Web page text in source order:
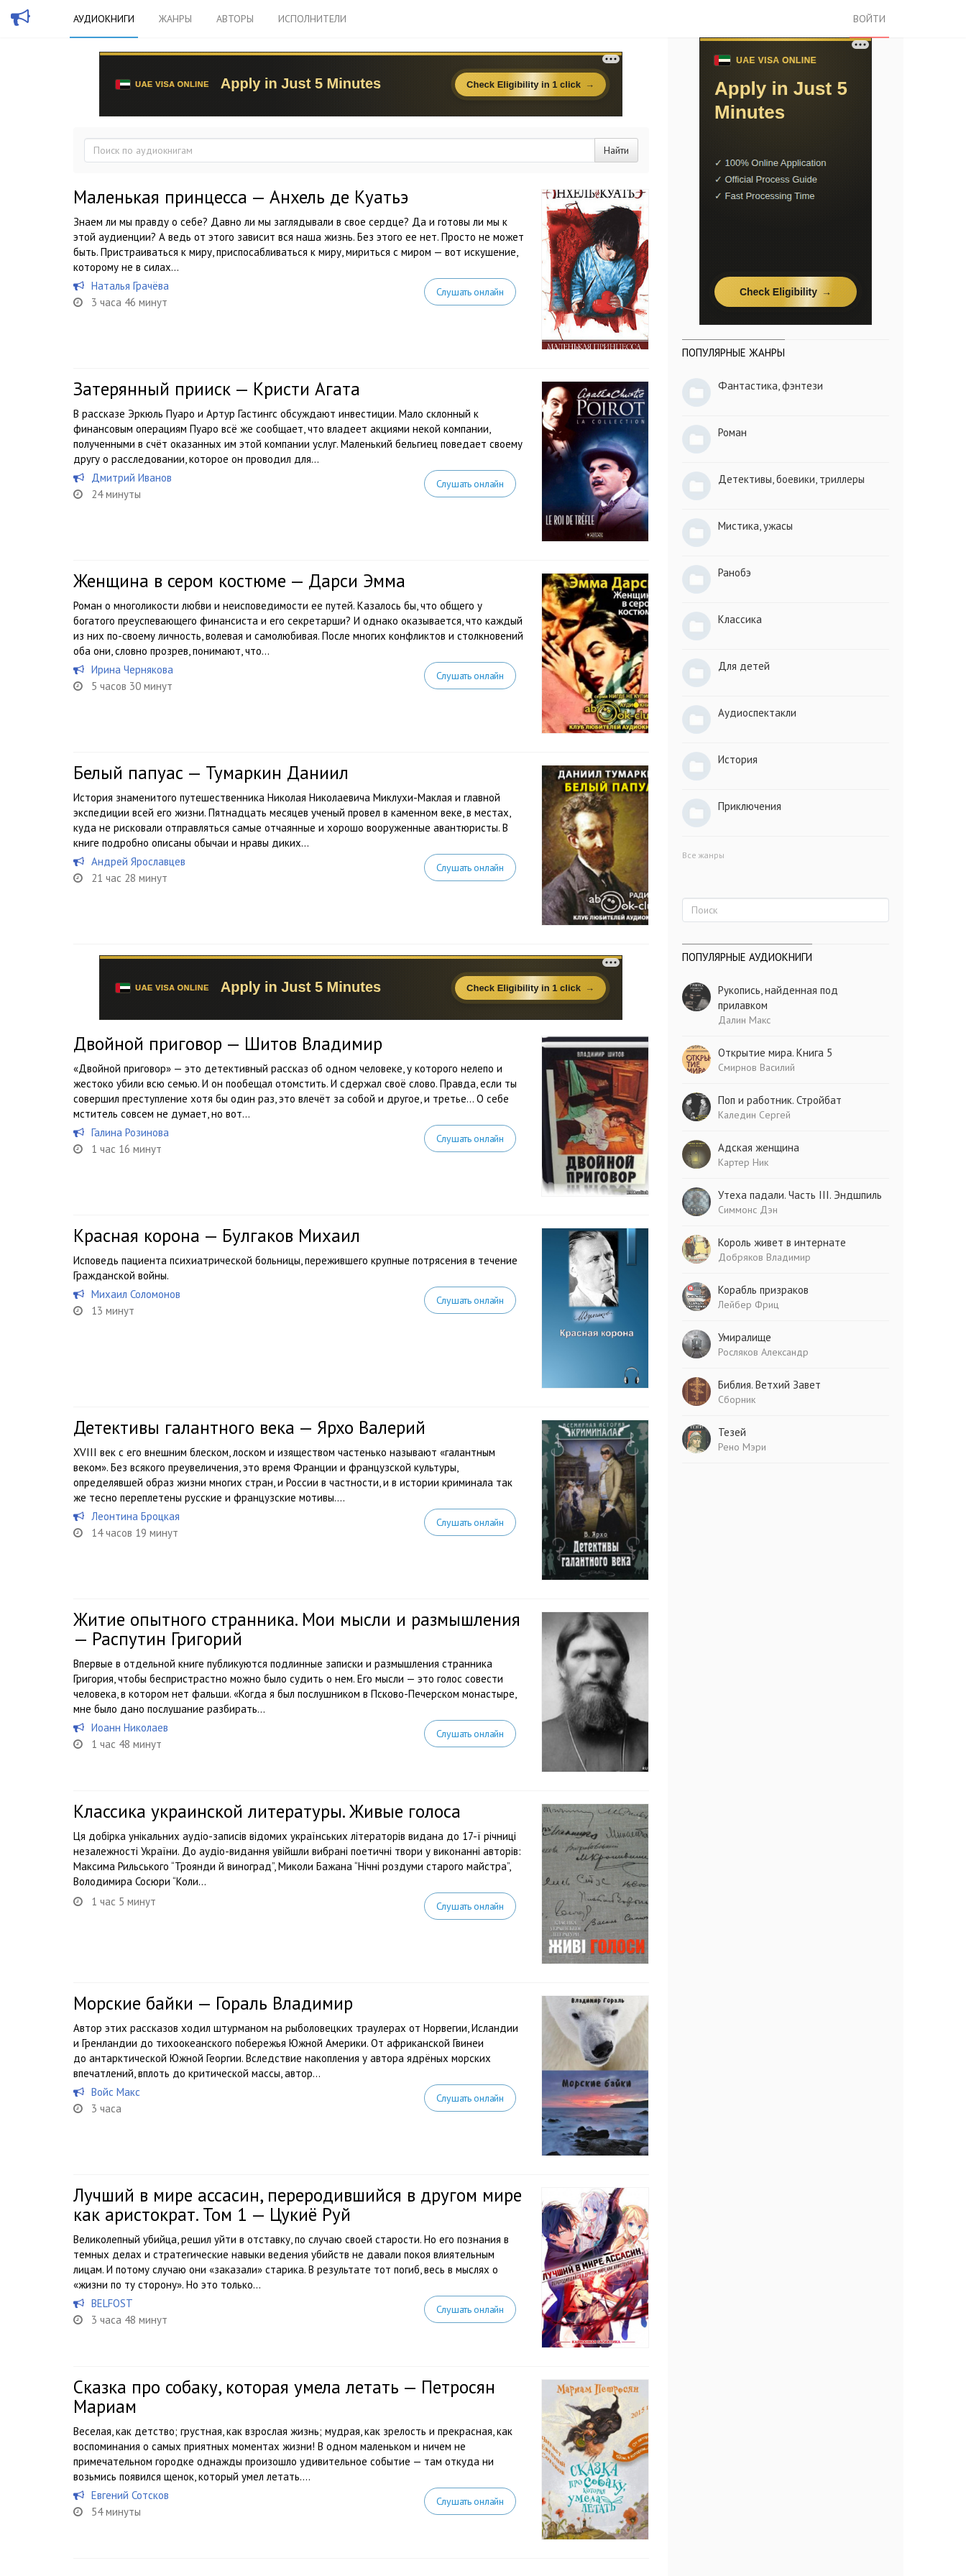
АУДИОКНИГИ ЖАНРЫ АВТОРЫ ИСПОЛНИТЕЛИ ВОЙТИ
Найти
Маленькая принцесса — Анхель де Куатьэ
Знаем ли мы правду о себе? Давно ли мы заглядывали в свое сердце? Да и готовы ли мы к
этой аудиенции? А ведь от этого зависит вся наша жизнь. Без этого ее нет. Просто не может
быть. Пристраиваться к миру, приспосабливаться к миру, мириться с миром — вот искушение,
которому не в силах...
Наталья Грачёва
3 часа 46 минут
Слушать онлайн
Затерянный прииск — Кристи Агата
В рассказе Эркюль Пуаро и Артур Гастингс обсуждают инвестиции. Мало склонный к
финансовым операциям Пуаро всё же сообщает, что владеет акциями некой компании,
полученными в счёт оказанных им этой компании услуг. Маленький бельгиец поведает своему
другу о расследовании, которое он проводил для...
Дмитрий Иванов
24 минуты
Слушать онлайн
Женщина в сером костюме — Дарси Эмма
Роман о многоликости любви и неисповедимости ее путей. Казалось бы, что общего у
богатого преуспевающего финансиста и его секретарши? И однако оказывается, что каждый
из них по-своему личность, волевая и самолюбивая. После многих конфликтов и столкновений
оба они, словно прозрев, понимают, что...
Ирина Чернякова
5 часов 30 минут
Слушать онлайн
Белый папуас — Тумаркин Даниил
История знаменитого путешественника Николая Николаевича Миклухи-Маклая и главной
экспедиции всей его жизни. Пятнадцать месяцев ученый провел в каменном веке, в местах,
куда не рисковали отправляться самые отчаянные и хорошо вооруженные авантюристы. В
книге подробно описаны обычаи и нравы диких...
Андрей Ярославцев
21 час 28 минут
Слушать онлайн
Двойной приговор — Шитов Владимир
«Двойной приговор» — это детективный рассказ об одном человеке, у которого нелепо и
жестоко убили всю семью. И он пообещал отомстить. И сдержал своё слово. Правда, если ты
совершил преступление хотя бы один раз, это влечёт за собой и другое, и третье… О себе
мститель совсем не думает, но вот...
Галина Розинова
1 час 16 минут
Слушать онлайн
Красная корона — Булгаков Михаил
Исповедь пациента психиатрической больницы, пережившего крупные потрясения в течение
Гражданской войны.
Михаил Соломонов
13 минут
Слушать онлайн
Детективы галантного века — Ярхо Валерий
XVIII век с его внешним блеском, лоском и изяществом частенько называют «галантным
веком». Без всякого преувеличения, это время Франции и французской культуры,
определявшей образ жизни многих стран, и России в частности, и в истории криминала так
же тесно переплетены русские и французские мотивы....
Леонтина Броцкая
14 часов 19 минут
Слушать онлайн
Житие опытного странника. Мои мысли и размышления
— Распутин Григорий
Впервые в отдельной книге публикуются подлинные записки и размышления странника
Григория, чтобы беспристрастно можно было судить о нем. Его мысли — это голос совести
человека, в котором нет фальши. «Когда я был послушником в Псково-Печерском монастыре,
мне было дано послушание разбирать...
Иоанн Николаев
1 час 48 минут
Слушать онлайн
Классика украинской литературы. Живые голоса
Ця добірка унікальних аудіо-записів відомих українських літераторів видана до 17-ї річниці
незалежності України. До аудіо-видання увійшли вибрані поетичні твори у виконанні авторів:
Максима Рильського “Троянди й виноград”, Миколи Бажана “Нічні роздуми старого майстра”,
Володимира Сосюри “Коли...
1 час 5 минут
Слушать онлайн
Морские байки — Гораль Владимир
Автор этих рассказов ходил штурманом на рыболовецких траулерах от Норвегии, Исландии
и Гренландии до тихоокеанского побережья Южной Америки. От африканской Гвинеи
до антарктической Южной Георгии. Вследствие накопления у автора ядрёных морских
впечатлений, вплоть до критической массы, автор...
Войс Макс
3 часа
Слушать онлайн
Лучший в мире ассасин, переродившийся в другом мире
как аристократ. Том 1 — Цукиё Руй
Великолепный убийца, решил уйти в отставку, по случаю своей старости. Но его познания в
темных делах и стратегические навыки ведения убийств не давали покоя влиятельным
лицам. И потому случаю они «заказали» старика. В результате тот погиб, весь в мыслях о
«жизни по ту сторону». Но это только...
BELFOST
3 часа 48 минут
Слушать онлайн
Сказка про собаку, которая умела летать — Петросян
Мариам
Веселая, как детство; грустная, как взрослая жизнь; мудрая, как зрелость и прекрасная, как
воспоминания о самых приятных моментах жизни! В одном маленьком и ничем не
примечательном городке однажды произошло удивительное событие — там откуда ни
возьмись появился щенок, который умел летать....
Евгений Сотсков
54 минуты
Слушать онлайн
ПОПУЛЯРНЫЕ ЖАНРЫ
Фантастика, фэнтези
Роман
Детективы, боевики, триллеры
Мистика, ужасы
Ранобэ
Классика
Для детей
Аудиоспектакли
История
Приключения
Все жанры
ПОПУЛЯРНЫЕ АУДИОКНИГИ
Рукопись, найденная под
прилавком
Далин Макс
Открытие мира. Книга 5
Смирнов Василий
Поп и работник. Стройбат
Каледин Сергей
Адская женщина
Картер Ник
Утеха падали. Часть III. Эндшпиль
Симмонс Дэн
Король живет в интернате
Добряков Владимир
Корабль призраков
Лейбер Фриц
Умиралище
Росляков Александр
Библия. Ветхий Завет
Сборник
Тезей
Рено Мэри